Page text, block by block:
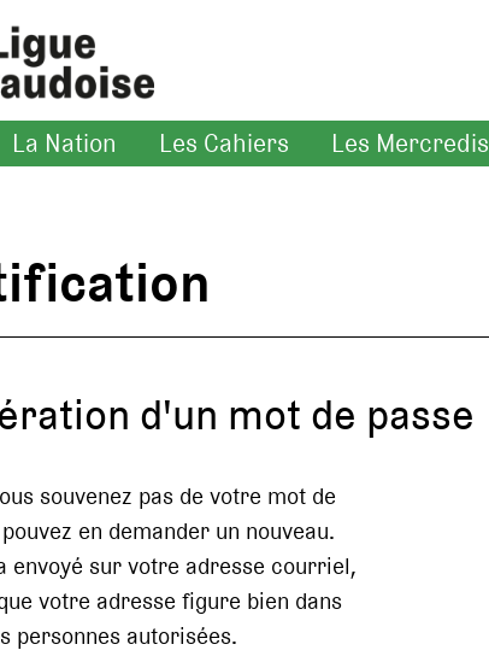
La Nation Les Cahiers Les Mercredis
d'un mot de passe
souvenez pas de votre mot de
en demander un nouveau.
envoyé sur votre adresse courriel,
votre adresse figure bien dans
personnes autorisées.